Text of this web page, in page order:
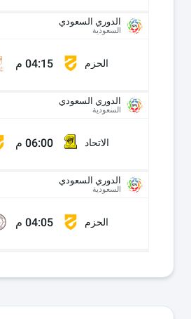
الدوري السعودي
السعودية
الحزم 04:15 م
الدوري السعودي
السعودية
الاتحاد 06:00 م
الدوري السعودي
السعودية
الحزم 04:05 م